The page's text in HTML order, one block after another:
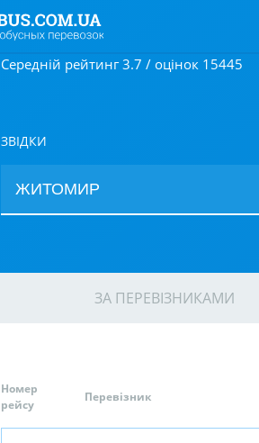
Середній рейтинг 3.7 / оцінок 15445
ЗВІДКИ
ЗА ПЕРЕВІЗНИКАМИ
Номер
рейсу
Перевізник